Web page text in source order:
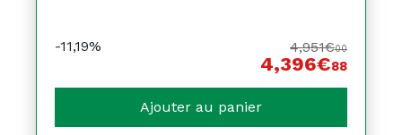
-11,19% 4,951€00
4,396€88
Ajouter au panier